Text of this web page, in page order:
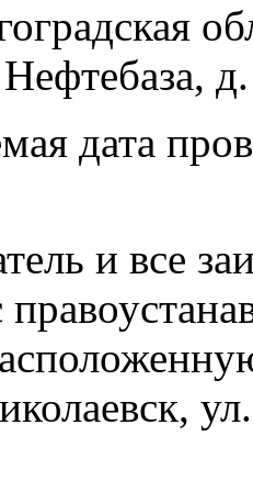
дата
и все